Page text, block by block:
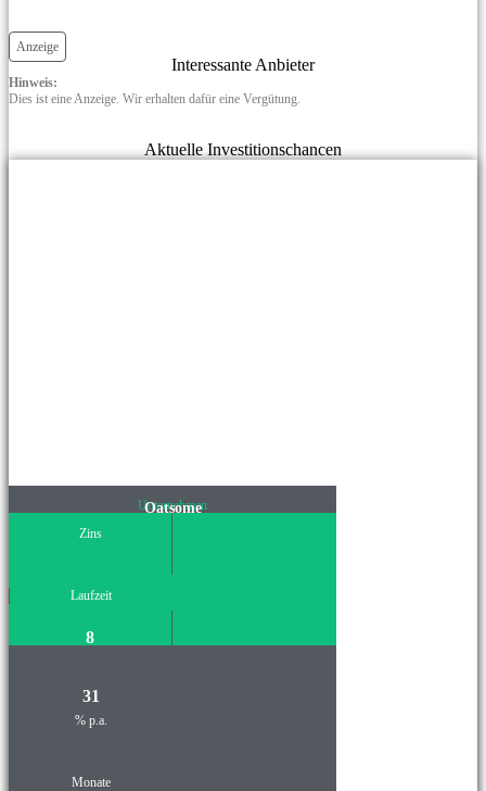
Anzeige
Interessante Anbieter
Hinweis:
Dies ist eine Anzeige. Wir erhalten dafür eine Vergütung.
Aktuelle Investitionschancen
Unternehmen
Oatsome
Zins
Laufzeit
8
31
% p.a.
Monate